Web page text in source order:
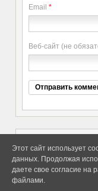
Email *
Веб-сайт (не
Copyright elitethings. All
Reserved.
Этот сайт использует
данных. Продолжая
даете свое согласие на
файлами.